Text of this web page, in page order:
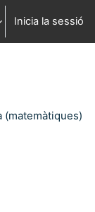
de la cerca
Inicia la sessió
(matemàtiques)